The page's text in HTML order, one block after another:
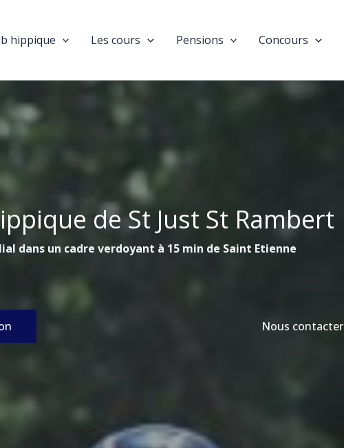
hippique Les cours Pensions Concours
de St Just St Rambert
dans un cadre verdoyant à 15 min de Saint Etienne
Nous contacter